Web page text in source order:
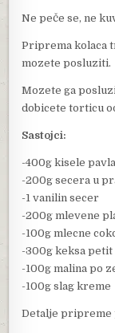
Ne peče se, ne
Priprema kolaca
mozete posluziti.
Mozete ga
dobicete torticu
Sastojci:
-400g kisele
-200g secera u
-1 vanilin secer
-200g mlevene
-100g mlecne
-300g keksa petit
-100g malina po
-100g slag kreme
Detalje pripreme